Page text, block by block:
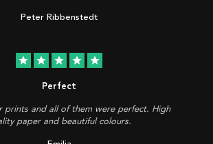
Peter Ribbenstedt
star star star star star
Perfect
prints and all of them were perfect. High
paper and beautiful colours.